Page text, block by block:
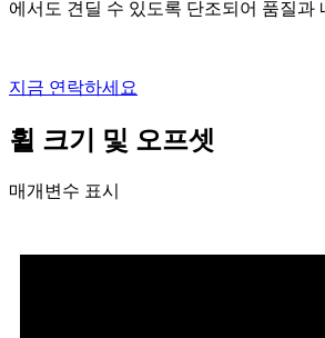
에서도 견딜 수 있도록 단조되어 품질과
지금 연락하세요
휠 크기 및 오프셋
매개변수 표시